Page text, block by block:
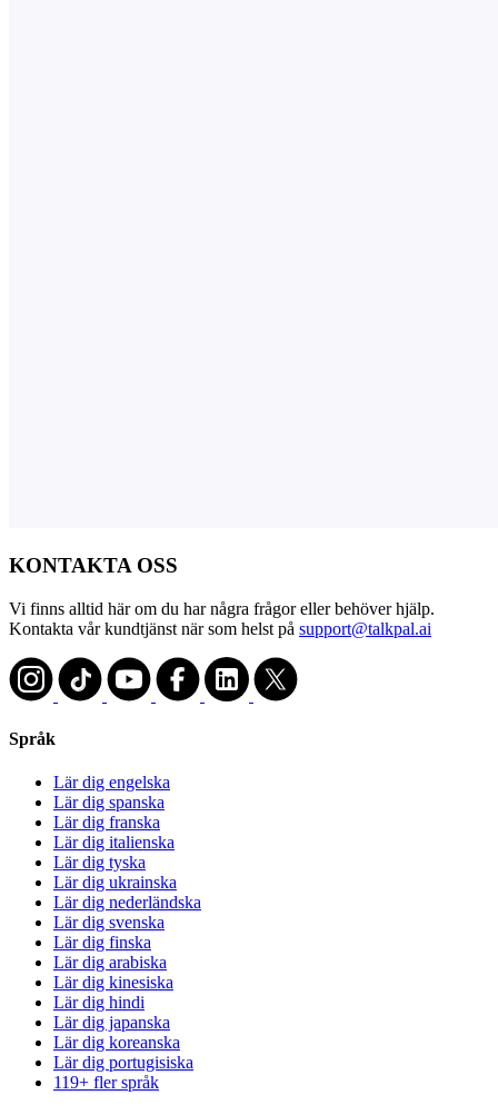
KONTAKTA OSS
Vi finns alltid här om du har några frågor eller behöver hjälp.
Kontakta vår kundtjänst när som helst på support@talkpal.ai
Språk
Lär dig engelska
Lär dig spanska
Lär dig franska
Lär dig italienska
Lär dig tyska
Lär dig ukrainska
Lär dig nederländska
Lär dig svenska
Lär dig finska
Lär dig arabiska
Lär dig kinesiska
Lär dig hindi
Lär dig japanska
Lär dig koreanska
Lär dig portugisiska
119+ fler språk